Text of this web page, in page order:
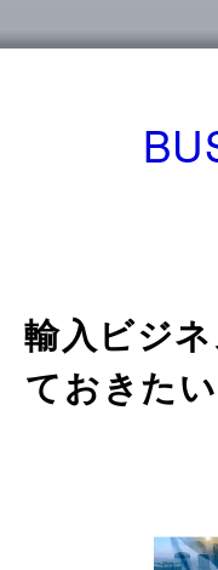
輸入ビジ
ておきた